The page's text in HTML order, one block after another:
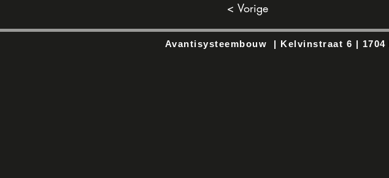
< Vorige
Avantisysteembouw | Kelvinstraat 6 | 1704